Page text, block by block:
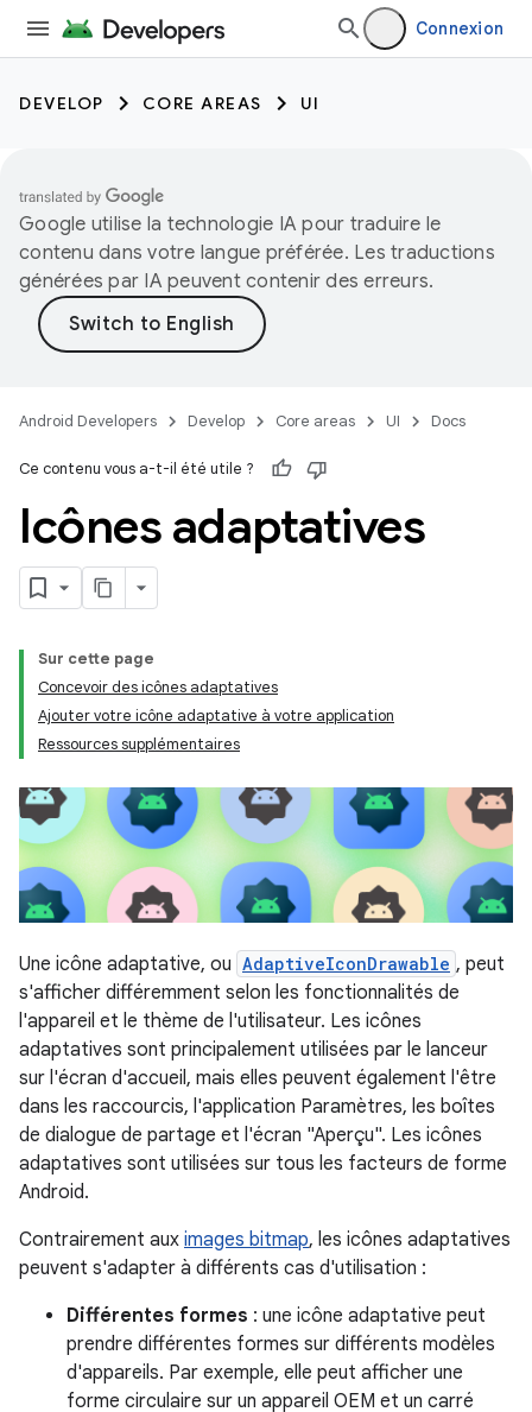
Connexion
DEVELOP CORE AREAS UI
Google utilise la technologie IA pour traduire le
contenu dans votre langue préférée. Les traductions
générées par IA peuvent contenir des erreurs.
Android Developers Develop Core areas UI Docs
Ce contenu vous a-t-il été utile ?
Icônes adaptatives
Sur cette page
Concevoir des icônes adaptatives
Ajouter votre icône adaptative à votre application
Ressources supplémentaires
Une icône adaptative, ou AdaptiveIconDrawable , peut
s'afficher différemment selon les fonctionnalités de
l'appareil et le thème de l'utilisateur. Les icônes
adaptatives sont principalement utilisées par le lanceur
sur l'écran d'accueil, mais elles peuvent également l'être
dans les raccourcis, l'application Paramètres, les boîtes
de dialogue de partage et l'écran "Aperçu". Les icônes
adaptatives sont utilisées sur tous les facteurs de forme
Android.
Contrairement aux images bitmap, les icônes adaptatives
peuvent s'adapter à différents cas d'utilisation :
Différentes formes : une icône adaptative peut
prendre différentes formes sur différents modèles
d'appareils. Par exemple, elle peut afficher une
forme circulaire sur un appareil OEM et un carré